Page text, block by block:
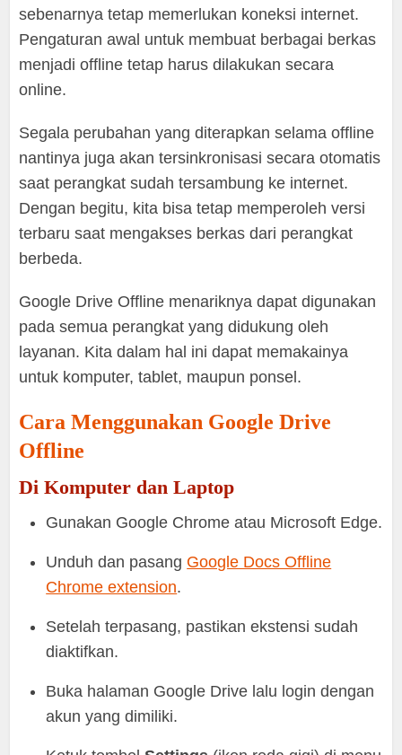
sebenarnya tetap memerlukan koneksi internet.
Pengaturan awal untuk membuat berbagai berkas
menjadi offline tetap harus dilakukan secara
online.
Segala perubahan yang diterapkan selama offline
nantinya juga akan tersinkronisasi secara otomatis
saat perangkat sudah tersambung ke internet.
Dengan begitu, kita bisa tetap memperoleh versi
terbaru saat mengakses berkas dari perangkat
berbeda.
Google Drive Offline menariknya dapat digunakan
pada semua perangkat yang didukung oleh
layanan. Kita dalam hal ini dapat memakainya
untuk komputer, tablet, maupun ponsel.
Cara Menggunakan Google Drive
Offline
Di Komputer dan Laptop
Gunakan Google Chrome atau Microsoft Edge.
Unduh dan pasang Google Docs Offline
Chrome extension.
Setelah terpasang, pastikan ekstensi sudah
diaktifkan.
Buka halaman Google Drive lalu login dengan
akun yang dimiliki.